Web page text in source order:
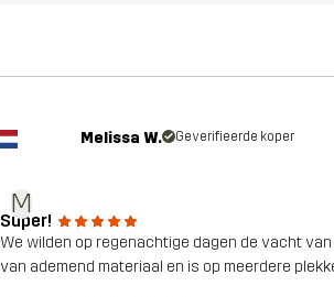
M
Melissa W. Geverifieerde koper
Super!
We wilden op regenachtige dagen de vacht
van ademend materiaal en is op meerdere